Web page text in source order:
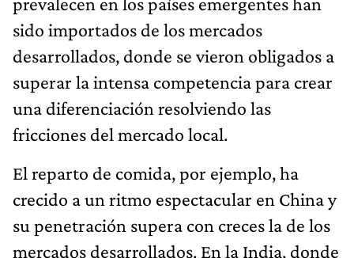
sido importados de los mercados
desarrollados, donde se vieron obligados a
superar la intensa competencia para crear
una diferenciación resolviendo las
fricciones del mercado local.
El reparto de comida, por ejemplo, ha
crecido a un ritmo espectacular en China y
su penetración supera con creces la de los
mercados desarrollados. En la India, donde